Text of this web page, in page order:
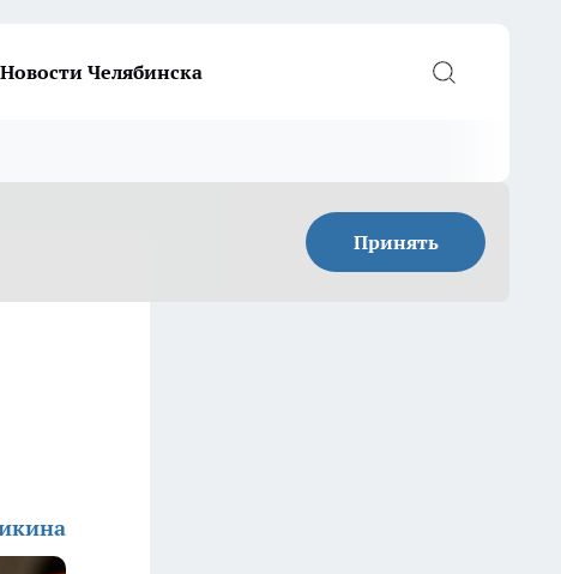
Новости Челябинска
Принять